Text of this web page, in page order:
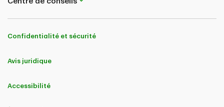
Confidentialité et sécurité
Avis juridique
Accessibilité